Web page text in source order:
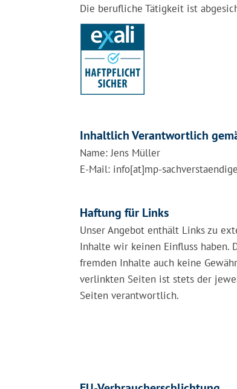
Die berufliche Tätigkeit ist
Inhaltlich Verantwortlich
Name: Jens Müller
E-Mail: info[at]mp-
Haftung für Links
Unser Angebot enthält Links zu
Inhalte wir keinen Einfluss haben.
fremden Inhalte auch keine
verlinkten Seiten ist stets der
Seiten verantwortlich.